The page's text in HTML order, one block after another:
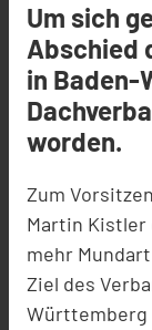
Um sich
Abschied
in Baden-
worden.
Zum
Martin
mehr
Ziel des
Württemberg